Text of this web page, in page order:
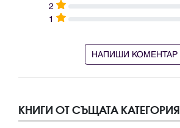
2
1
НАПИШИ КОМЕНТАР
КНИГИ ОТ СЪЩАТА КАТЕГОРИЯ